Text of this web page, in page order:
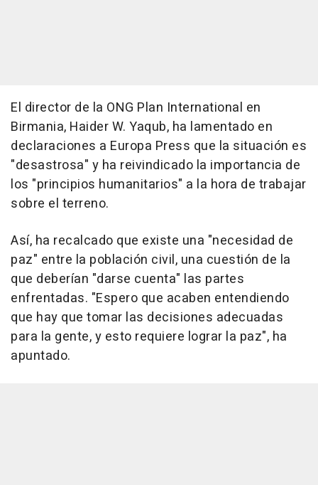
El director de la ONG Plan International en
Birmania, Haider W. Yaqub, ha lamentado en
declaraciones a Europa Press que la situación es
"desastrosa" y ha reivindicado la importancia de
los "principios humanitarios" a la hora de trabajar
sobre el terreno.
Así, ha recalcado que existe una "necesidad de
paz" entre la población civil, una cuestión de la
que deberían "darse cuenta" las partes
enfrentadas. "Espero que acaben entendiendo
que hay que tomar las decisiones adecuadas
para la gente, y esto requiere lograr la paz", ha
apuntado.